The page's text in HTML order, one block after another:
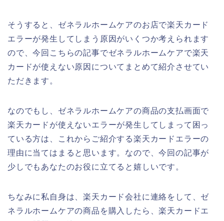
そうすると、ゼネラルホームケアのお店で楽天カード
エラーが発生してしまう原因がいくつか考えられます
ので、今回こちらの記事でゼネラルホームケアで楽天
カードが使えない原因についてまとめて紹介させてい
ただきます。
なのでもし、ゼネラルホームケアの商品の支払画面で
楽天カードが使えないエラーが発生してしまって困っ
ている方は、これからご紹介する楽天カードエラーの
理由に当てはまると思います。なので、今回の記事が
少しでもあなたのお役に立てると嬉しいです。
ちなみに私自身は、楽天カード会社に連絡をして、ゼ
ネラルホームケアの商品を購入したら、楽天カードエ